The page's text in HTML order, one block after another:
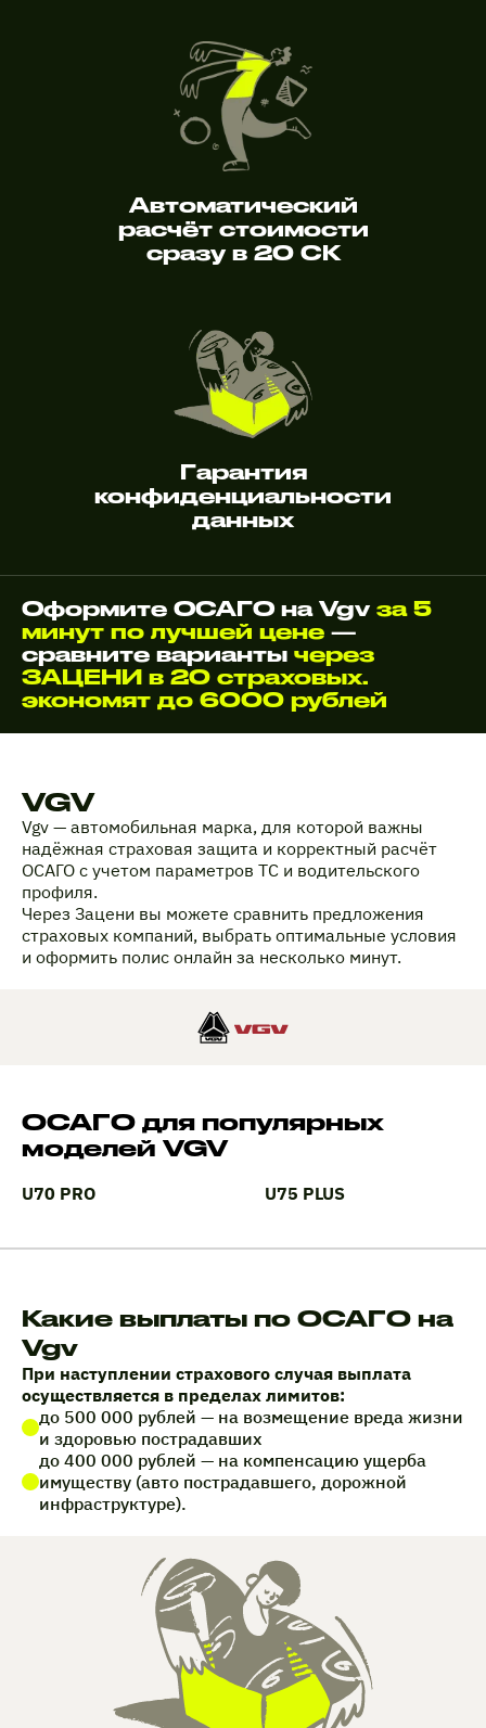
Автоматический
расчёт стоимости
сразу в 20 СК
Гарантия
конфиденциальности
данных
Оформите ОСАГО на Vgv за 5
минут по лучшей цене —
сравните варианты через
ЗАЦЕНИ в 20 страховых.
экономят до 6000 рублей
VGV
Vgv — автомобильная марка, для которой важны
надёжная страховая защита и корректный расчёт
ОСАГО с учетом параметров ТС и водительского
профиля.
Через Зацени вы можете сравнить предложения
страховых компаний, выбрать оптимальные условия
и оформить полис онлайн за несколько минут.
ОСАГО для популярных
моделей VGV
U70 PRO U75 PLUS
Какие выплаты по ОСАГО на
Vgv
При наступлении страхового случая выплата
осуществляется в пределах лимитов:
до 500 000 рублей — на возмещение вреда жизни
и здоровью пострадавших
до 400 000 рублей — на компенсацию ущерба
имуществу (авто пострадавшего, дорожной
инфраструктуре).